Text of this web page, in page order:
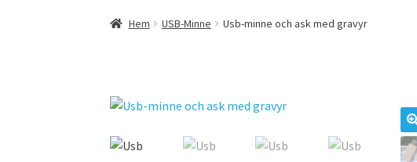
Hem Aktuell info mmBetalning Integritetspolicy
Hem USB-Minne Usb-minne och ask med gravyr